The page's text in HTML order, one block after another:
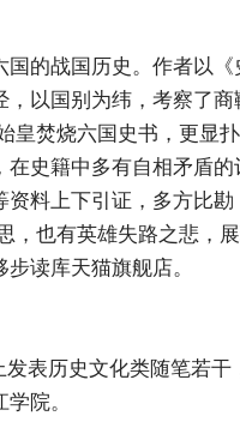
的战国历史。作者以
以国别为纬，考察了
皇焚烧六国史书，更显
史籍中多有自相矛盾
料上下引证，多方比
，也有英雄失路之悲，
读库天猫旗舰店。
表历史文化类随笔若
院。